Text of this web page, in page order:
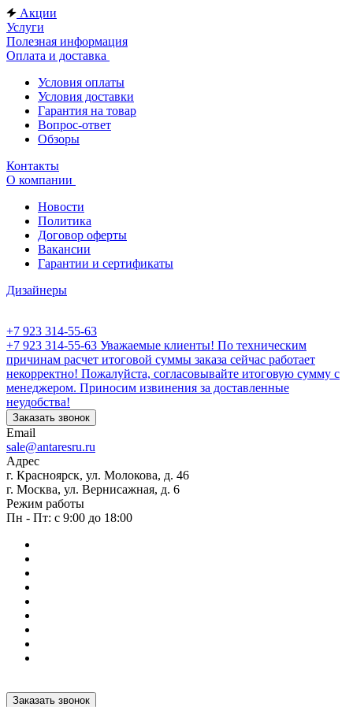
Акции
Услуги
Полезная информация
Оплата и доставка
Условия оплаты
Условия доставки
Гарантия на товар
Вопрос-ответ
Обзоры
Контакты
О компании
Новости
Политика
Договор оферты
Вакансии
Гарантии и сертификаты
Дизайнеры
+7 923 314-55-63
+7 923 314-55-63 Уважаемые клиенты! По техническим
причинам расчет итоговой суммы заказа сейчас работает
некорректно! Пожалуйста, согласовывайте итоговую сумму с
менеджером. Приносим извинения за доставленные
неудобства!
Заказать звонок
Email
sale@antaresru.ru
Адрес
г. Красноярск, ул. Молокова, д. 46
г. Москва, ул. Вернисажная, д. 6
Режим работы
Пн - Пт: с 9:00 до 18:00
Заказать звонок